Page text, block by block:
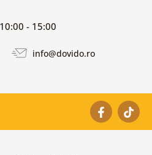
- 15:00
info@dovido.ro